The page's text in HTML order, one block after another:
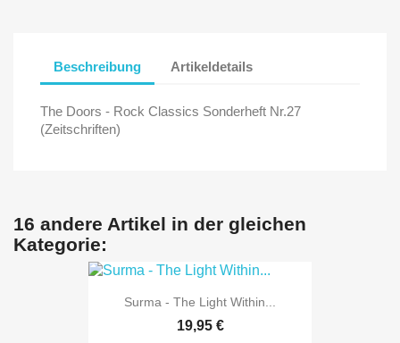
Beschreibung Artikeldetails
The Doors - Rock Classics Sonderheft Nr.27
(Zeitschriften)
16 andere Artikel in der gleichen
Kategorie:
Surma - The Light Within...
19,95 €